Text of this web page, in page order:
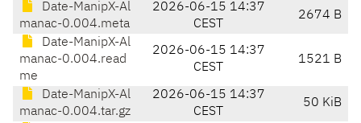
Date-ManipX-Al
manac-0.004.meta
2026-06-15 14:37
CEST
2674 B
Date-ManipX-Al
manac-0.004.read
me
2026-06-15 14:37
CEST
1521 B
Date-ManipX-Al
manac-0.004.tar.gz
2026-06-15 14:37
CEST
50 KiB